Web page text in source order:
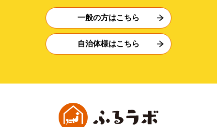
一般の方はこちら
自治体様はこちら